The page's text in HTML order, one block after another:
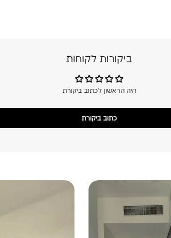
ביקורות לקוחות
היה הראשון לכתוב ביקורת
כתוב ביקורת